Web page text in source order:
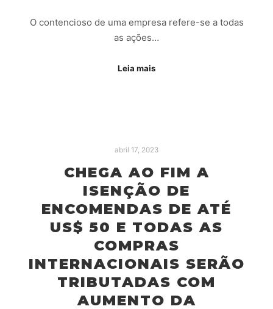
O contencioso de uma empresa refere-se a todas
as ações…
Leia mais
abril 17, 2023
CHEGA AO FIM A
ISENÇÃO DE
ENCOMENDAS DE ATÉ
US$ 50 E TODAS AS
COMPRAS
INTERNACIONAIS SERÃO
TRIBUTADAS COM
AUMENTO DA